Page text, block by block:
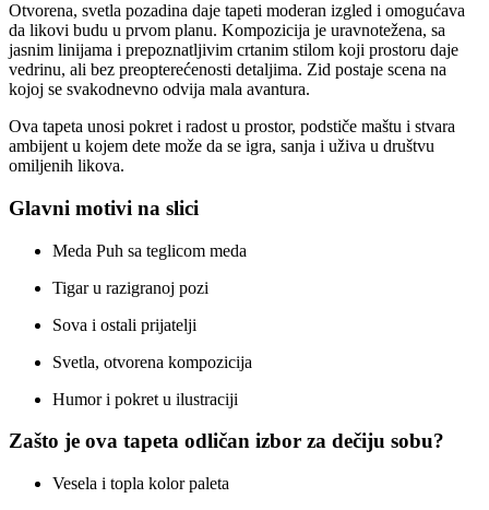
Otvorena, svetla pozadina daje tapeti moderan izgled i omogućava
da likovi budu u prvom planu. Kompozicija je uravnotežena, sa
jasnim linijama i prepoznatljivim crtanim stilom koji prostoru daje
vedrinu, ali bez preopterećenosti detaljima. Zid postaje scena na
kojoj se svakodnevno odvija mala avantura.
Ova tapeta unosi pokret i radost u prostor, podstiče maštu i stvara
ambijent u kojem dete može da se igra, sanja i uživa u društvu
omiljenih likova.
Glavni motivi na slici
Meda Puh sa teglicom meda
Tigar u razigranoj pozi
Sova i ostali prijatelji
Svetla, otvorena kompozicija
Humor i pokret u ilustraciji
Zašto je ova tapeta odličan izbor za dečiju sobu?
Vesela i topla kolor paleta